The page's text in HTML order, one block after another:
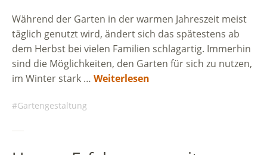
Während der Garten in der warmen Jahreszeit meist
täglich genutzt wird, ändert sich das spätestens ab
dem Herbst bei vielen Familien schlagartig. Immerhin
sind die Möglichkeiten, den Garten für sich zu nutzen,
im Winter stark … Weiterlesen
Gartengestaltung